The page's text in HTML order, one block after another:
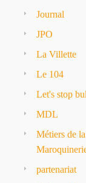
Journal
JPO
La Villette
Le 104
Let's stop
MDL
Métiers de
partenariat